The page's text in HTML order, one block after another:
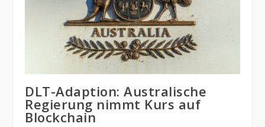
DLT-Adaption: Australische
Regierung nimmt Kurs auf
Blockchain